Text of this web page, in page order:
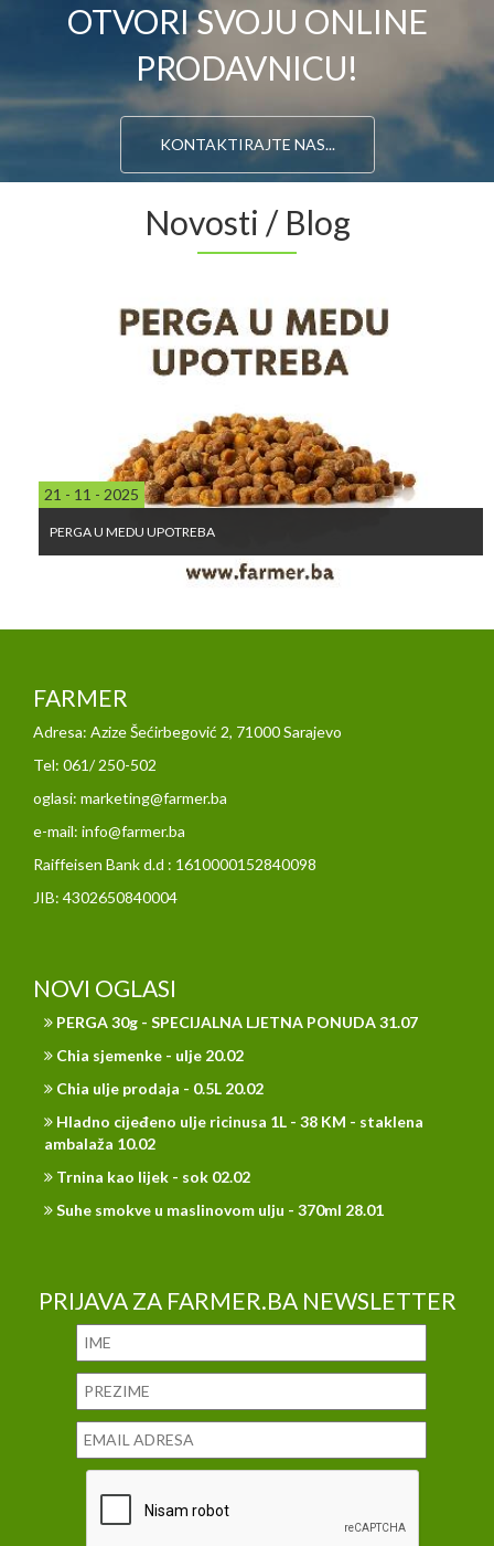
OTVORI SVOJU ONLINE
PRODAVNICU!
KONTAKTIRAJTE NAS...
Novosti / Blog
21 - 11 - 2025
PERGA U MEDU UPOTREBA
FARMER
Adresa: Azize Šećirbegović 2, 71000 Sarajevo
Tel: 061/ 250-502
oglasi: marketing@farmer.ba
e-mail: info@farmer.ba
Raiffeisen Bank d.d : 1610000152840098
JIB: 4302650840004
NOVI OGLASI
PERGA 30g - SPECIJALNA LJETNA PONUDA 31.07
Chia sjemenke - ulje 20.02
Chia ulje prodaja - 0.5L 20.02
Hladno cijeđeno ulje ricinusa 1L - 38 KM - staklena
ambalaža 10.02
Trnina kao lijek - sok 02.02
Suhe smokve u maslinovom ulju - 370ml 28.01
PRIJAVA ZA FARMER.BA NEWSLETTER